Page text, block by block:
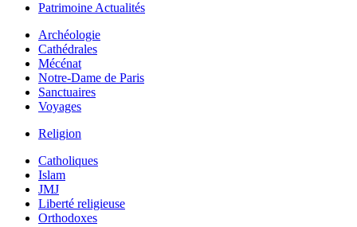
Patrimoine Actualités
Archéologie
Cathédrales
Mécénat
Notre-Dame de Paris
Sanctuaires
Voyages
Religion
Catholiques
Islam
JMJ
Liberté religieuse
Orthodoxes